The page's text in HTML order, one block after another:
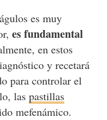
es muy
es fundamental
en estos
y recetará
para controlar el
las pastillas
mefenámico.